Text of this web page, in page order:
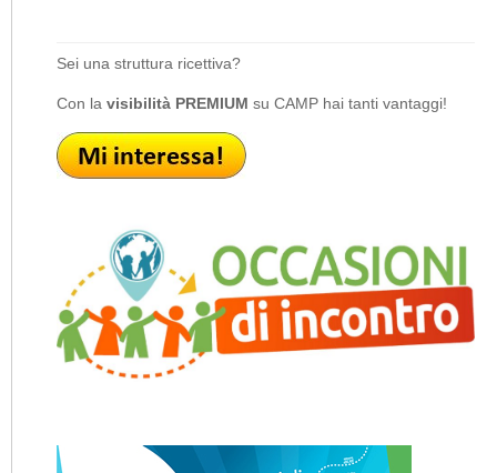
Sei una struttura ricettiva?
Con la visibilità PREMIUM su CAMP hai tanti vantaggi!